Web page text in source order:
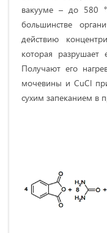
вакууме – до 580
большинстве
действию
которая
Получают его
мочевины и CuCl
сухим запеканием в